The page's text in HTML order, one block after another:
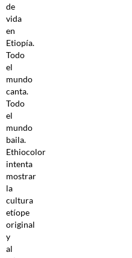
de
vida
en
Etiopía.
Todo
el
mundo
canta.
Todo
el
mundo
baila.
Ethiocolor
intenta
mostrar
la
cultura
etíope
original
y
al